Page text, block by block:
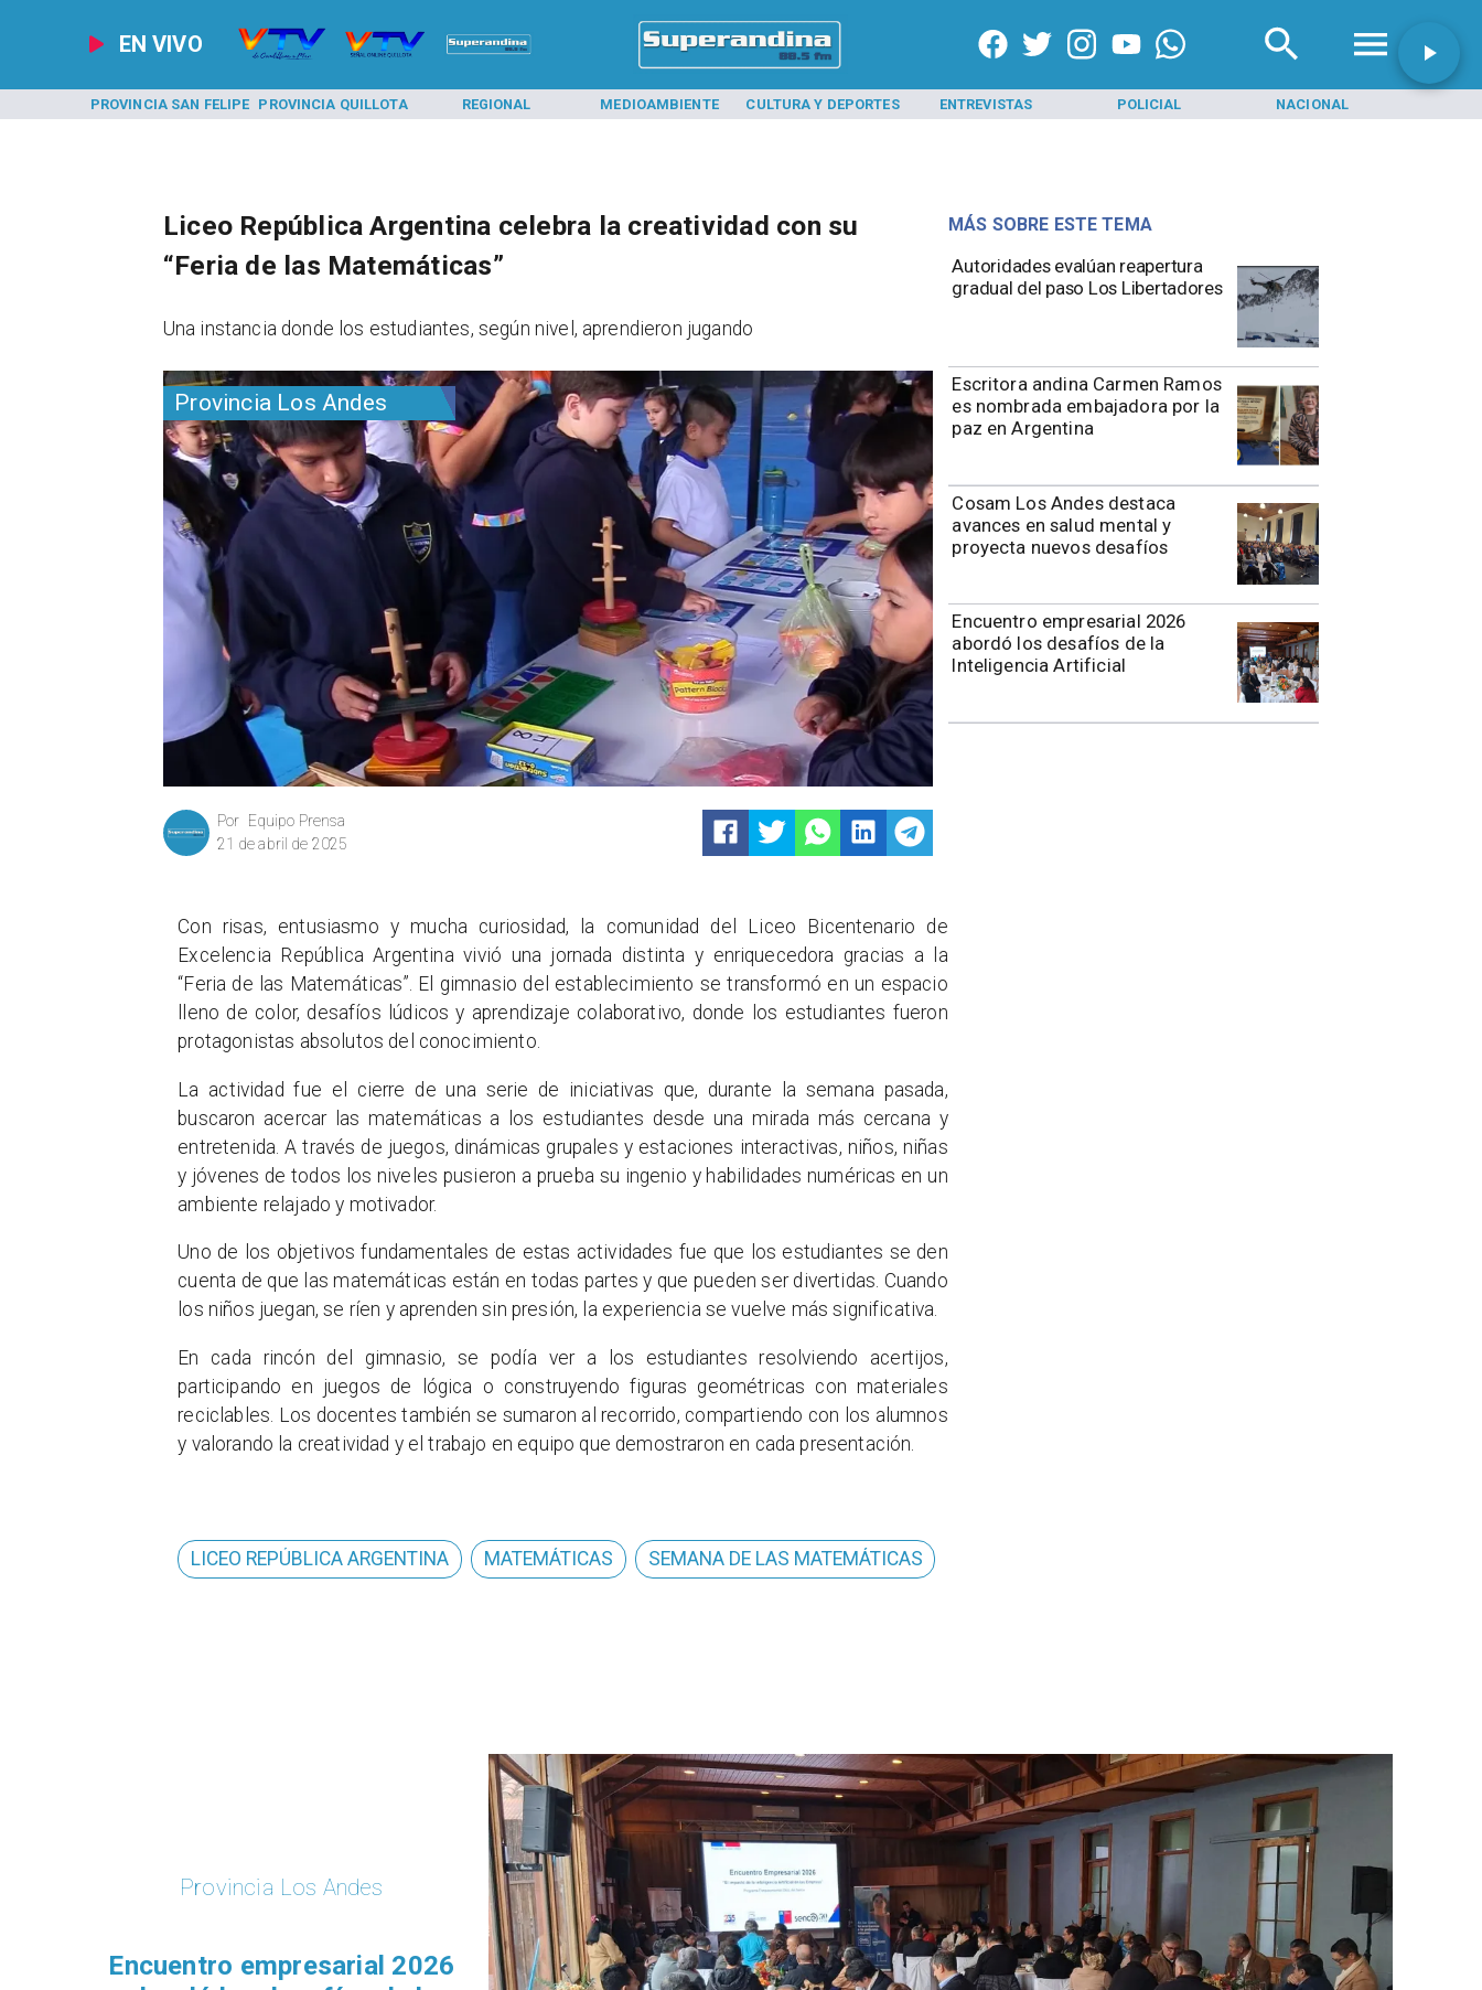
EN VIVO
PROVINCIA SAN FELIPE PROVINCIA QUILLOTA REGIONAL MEDIOAMBIENTE CULTURA Y DEPORTES ENTREVISTAS POLICIAL NACIONAL
Provincia Los Andes
Equipo Prensa
Por
21 de abril de 2025
​​Autoridades evalúan reapertura
gradual del paso Los Libertadores
Escritora andina Carmen Ramos
es nombrada embajadora por la
paz en Argentina
Cosam Los Andes destaca
avances en salud mental y
proyecta nuevos desafíos
Encuentro empresarial 2026
abordó los desafíos de la
Inteligencia Artificial
MÁS SOBRE ESTE TEMA
Liceo República Argentina celebra la creatividad con su
“Feria de las Matemáticas”
​Una instancia donde los estudiantes, según nivel, aprendieron jugando
Con risas, entusiasmo y mucha curiosidad, la comunidad del Liceo Bicentenario de
Excelencia República Argentina vivió una jornada distinta y enriquecedora gracias a la
“Feria de las Matemáticas”. El gimnasio del establecimiento se transformó en un espacio
lleno de color, desafíos lúdicos y aprendizaje colaborativo, donde los estudiantes fueron
protagonistas absolutos del conocimiento.
La actividad fue el cierre de una serie de iniciativas que, durante la semana pasada,
buscaron acercar las matemáticas a los estudiantes desde una mirada más cercana y
entretenida. A través de juegos, dinámicas grupales y estaciones interactivas, niños, niñas
y jóvenes de todos los niveles pusieron a prueba su ingenio y habilidades numéricas en un
ambiente relajado y motivador.
Uno de los objetivos fundamentales de estas actividades fue que los estudiantes se den
cuenta de que las matemáticas están en todas partes y que pueden ser divertidas. Cuando
los niños juegan, se ríen y aprenden sin presión, la experiencia se vuelve más significativa.
En cada rincón del gimnasio, se podía ver a los estudiantes resolviendo acertijos,
participando en juegos de lógica o construyendo figuras geométricas con materiales
reciclables. Los docentes también se sumaron al recorrido, compartiendo con los alumnos
y valorando la creatividad y el trabajo en equipo que demostraron en cada presentación.
LICEO REPÚBLICA ARGENTINA MATEMÁTICAS SEMANA DE LAS MATEMÁTICAS
Provincia Los Andes
Encuentro empresarial 2026